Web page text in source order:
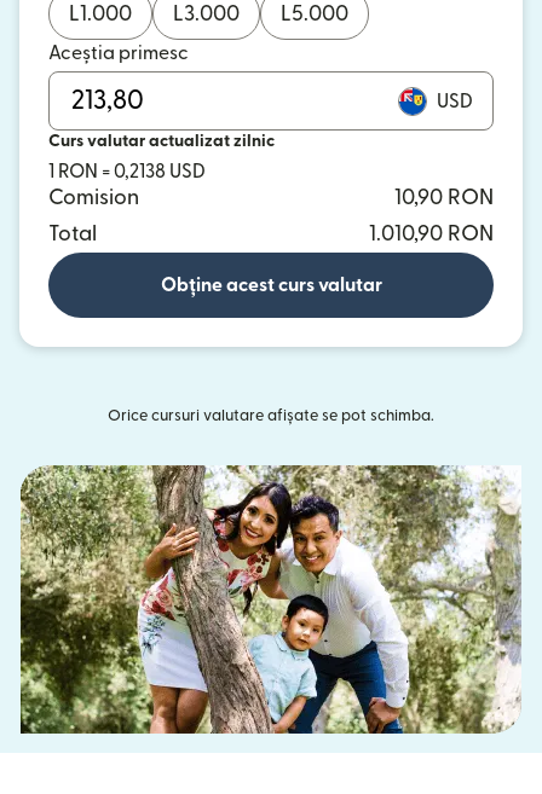
L1.000 L3.000 L5.000
Aceștia primesc
USD
Curs valutar actualizat zilnic
1 RON = 0,2138 USD
Comision
10,90 RON
Total
1.010,90 RON
Obține acest curs valutar
Orice cursuri valutare afișate se pot schimba.